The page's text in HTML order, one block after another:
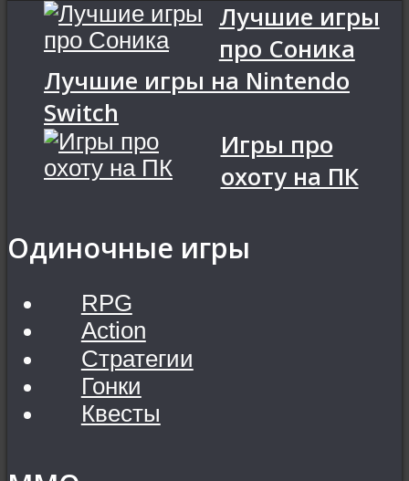
Лучшие игры
про Соника
Лучшие игры на Nintendo
Switch
Игры про
охоту на ПК
Одиночные игры
RPG
Action
Стратегии
Гонки
Квесты